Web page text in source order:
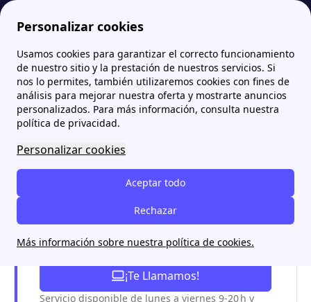
Personalizar cookies
Usamos cookies para garantizar el correcto funcionamiento
de nuestro sitio y la prestación de nuestros servicios. Si
nos lo permites, también utilizaremos cookies con fines de
análisis para mejorar nuestra oferta y mostrarte anuncios
personalizados. Para más información, consulta nuestra
política de privacidad.
Personalizar cookies
Aceptar todo
Rechazar
Más información sobre nuestra política de cookies.
comparador-energetico.es Audax Renovables: Teléfono, Tarifas y Autoconsumo 2024
Audax Renovables:
Teléfono, Tarifas y
Autoconsumo 2024
93 220 89 25
¡Te Llamamos!
Servicio disponible de lunes a viernes 9-20 h y